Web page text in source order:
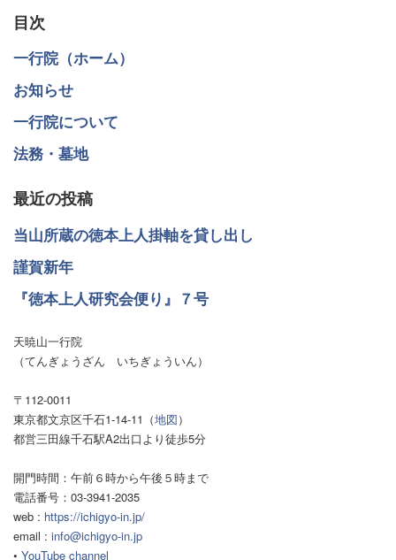
目次
一行院（ホーム）
お知らせ
一行院について
法務・墓地
最近の投稿
当山所蔵の徳本上人掛軸を貸し出し
謹賀新年
『徳本上人研究会便り』７号
天暁山一行院
（てんぎょうざん いちぎょういん）
〒112-0011
東京都文京区千石1-14-11（地図）
都営三田線千石駅A2出口より徒歩5分
開門時間：午前６時から午後５時まで
電話番号：03-3941-2035
web : https://ichigyo-in.jp/
email : info@ichigyo-in.jp
• YouTube channel